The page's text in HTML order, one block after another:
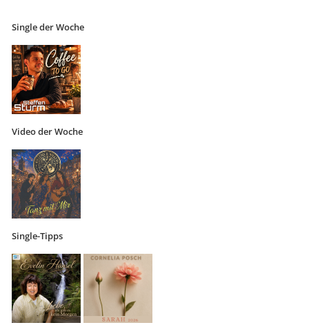
Single der Woche
Video der Woche
Single-Tipps